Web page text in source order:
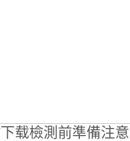
载檢測前準備注